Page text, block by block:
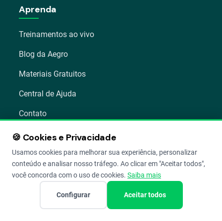
Aprenda
Treinamentos ao vivo
Blog da Aegro
Materiais Gratuitos
Central de Ajuda
Contato
Planos
Lucratividade
🍪 Cookies e Privacidade
Usamos cookies para melhorar sua experiência, personalizar
conteúdo e analisar nosso tráfego. Ao clicar em "Aceitar todos",
você concorda com o uso de cookies. Saiba mais
Configurar Aceitar todos